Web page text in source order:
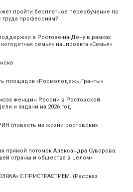
пройти бесплатное переобучение по
профессиям?
в Ростове-на-Дону в рамках
семья» нацпроекта «Семья»
площадок «Росмолодежь.Гранты»
женщин России в Ростовской
и задачи на 2026 год
(повесть из жизни ростовских
прямой потомок Александра Суворова:
страны и общества в целом»
С ПРИСТРАСТИЕМ. (Рассказ